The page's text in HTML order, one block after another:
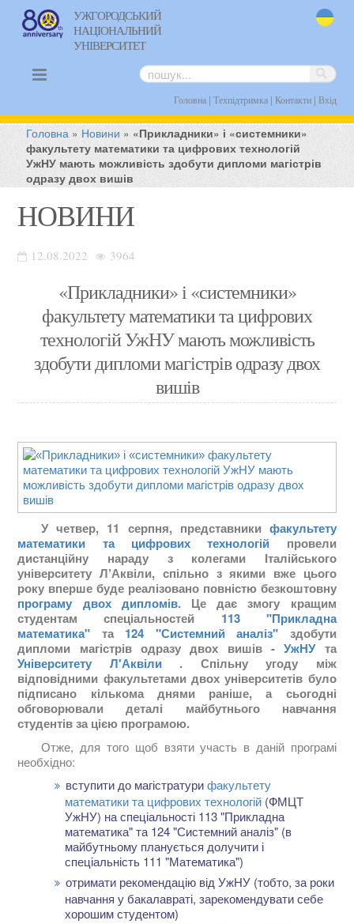
УЖГОРОДСЬКИЙ
НАЦІОНАЛЬНИЙ
УНІВЕРСИТЕТ
Головна| Техпідтримка| Контакти| Вхід
Головна » Новини » «Прикладники» і «системники»
факультету математики та цифрових технологій
УжНУ мають можливість здобути дипломи магістрів
одразу двох вишів
НОВИНИ
12.08.2022 3964
«Прикладники» і «системники»
факультету математики та цифрових
технологій УжНУ мають можливість
здобути дипломи магістрів одразу двох
вишів
У четвер, 11 серпня, представники факультету
математики та цифрових технологій провели
дистанційну нараду з колегами Італійського
університету Л’Аквіли, спільно з якими вже цього
року вперше буде реалізовано повністю безкоштовну
програму двох дипломів. Це дає змогу кращим
студентам спеціальностей 113 "Прикладна
математика" та 124 "Системний аналіз" здобути
дипломи магістрів одразу двох вишів -УжНУта
Університету Л'Аквіли. Спільну угоду між
відповідними факультетами двох університетів було
підписано кількома днями раніше, а сьогодні
обговорювали деталі майбутнього навчання
студентів за цією програмою.
Отже, для того щоб взяти участь в даній програмі
необхідно:
вступити до магістратурифакультету
математики та цифрових технологій (ФМЦТ
УжНУ) на спеціальності 113 "Прикладна
математика" та 124 "Системний аналіз" (в
майбутньому планується долучити і
спеціальність 111 "Математика")
отримати рекомендацію від УжНУ (тобто, за роки
навчання у бакалавраті, зарекомендувати себе
хорошим студентом)